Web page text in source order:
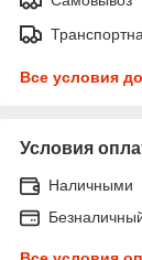
Все условия
Условия
Наличными